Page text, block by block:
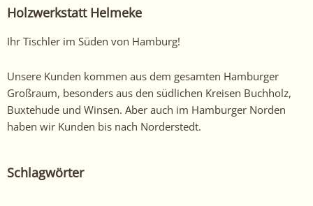
Holzwerkstatt Helmeke
Ihr Tischler im Süden von Hamburg!
Unsere Kunden kommen aus dem gesamten Hamburger
Großraum, besonders aus den südlichen Kreisen Buchholz,
Buxtehude und Winsen. Aber auch im Hamburger Norden
haben wir Kunden bis nach Norderstedt.
Schlagwörter